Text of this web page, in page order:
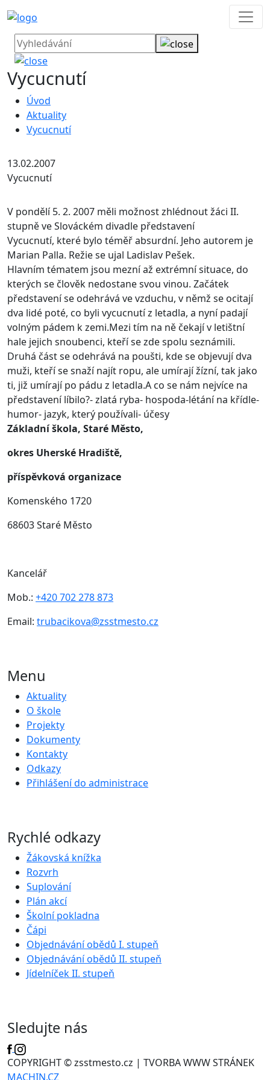
Vycucnutí
Úvod
Aktuality
Vycucnutí
13.02.2007
Vycucnutí
V pondělí 5. 2. 2007 měli možnost zhlédnout žáci II.
stupně ve Slováckém divadle představení
Vycucnutí, které bylo téměř absurdní. Jeho autorem je
Marian Palla. Režie se ujal Ladislav Pešek.
Hlavním tématem jsou mezní až extrémní situace, do
kterých se člověk nedostane svou vinou. Začátek
představení se odehrává ve vzduchu, v němž se ocitají
dva lidé poté, co byli vycucnutí z letadla, a nyní padají
volným pádem k zemi.Mezi tím na ně čekají v letištní
hale jejich snoubenci, kteří se zde spolu seznámili.
Druhá část se odehrává na poušti, kde se objevují dva
muži, kteří se snaží najít ropu, ale umírají žízní, tak jako
ti, již umírají po pádu z letadla.A co se nám nejvíce na
představení líbilo?- zlatá ryba- hospoda-létání na křídle-
humor- jazyk, který používali- účesy
Základní škola, Staré Město,
okres Uherské Hradiště,
příspěvková organizace
Komenského 1720
68603 Staré Město
Kancelář
Mob.: +420 702 278 873
Email: trubacikova@zsstmesto.cz
Menu
Aktuality
O škole
Projekty
Dokumenty
Kontakty
Odkazy
Přihlášení do administrace
Rychlé odkazy
Žákovská knížka
Rozvrh
Suplování
Plán akcí
Školní pokladna
Čápi
Objednávání obědů I. stupeň
Objednávání obědů II. stupeň
Jídelníček II. stupeň
Sledujte nás
COPYRIGHT © zsstmesto.cz | TVORBA WWW STRÁNEK
MACHIN.CZ